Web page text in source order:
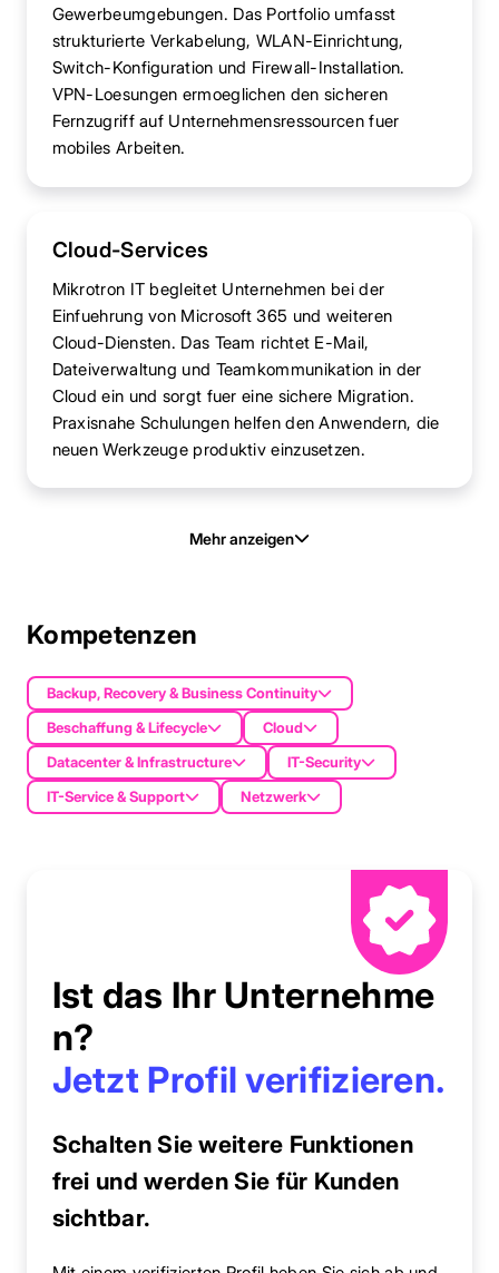
Gewerbeumgebungen. Das Portfolio umfasst
strukturierte Verkabelung, WLAN-Einrichtung,
Switch-Konfiguration und Firewall-Installation.
VPN-Loesungen ermoeglichen den sicheren
Fernzugriff auf Unternehmensressourcen fuer
mobiles Arbeiten.
Cloud-Services
Mikrotron IT begleitet Unternehmen bei der
Einfuehrung von Microsoft 365 und weiteren
Cloud-Diensten. Das Team richtet E-Mail,
Dateiverwaltung und Teamkommunikation in der
Cloud ein und sorgt fuer eine sichere Migration.
Praxisnahe Schulungen helfen den Anwendern, die
neuen Werkzeuge produktiv einzusetzen.
Mehr anzeigen
Kompetenzen
Backup, Recovery & Business Continuity
Beschaffung & Lifecycle
Cloud
Datacenter & Infrastructure
IT-Security
IT-Service & Support
Netzwerk
Ist das Ihr Unternehme
n?
Jetzt Profil verifizieren.
Schalten Sie weitere Funktionen
frei und werden Sie für Kunden
sichtbar.